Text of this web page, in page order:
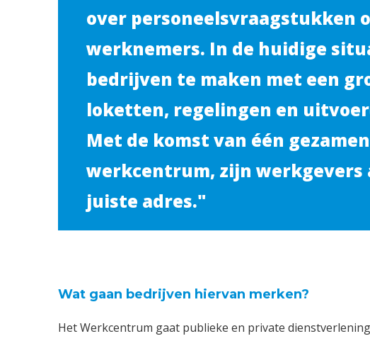
over personeelsvraagstukken
werknemers. In de huidige
bedrijven te maken met een
loketten, regelingen en
Met de komst van één
werkcentrum, zijn werkgevers
juiste adres."
Wat gaan bedrijven hiervan merken?
Het Werkcentrum gaat publieke en private